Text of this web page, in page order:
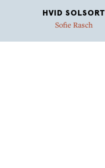
HVID SOLSORT
Sofie Rasch